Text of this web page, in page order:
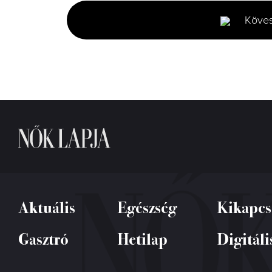
minutes,
6
seconds
Aktuális Egészség
Kikapcs
Gasztró
Hetilap